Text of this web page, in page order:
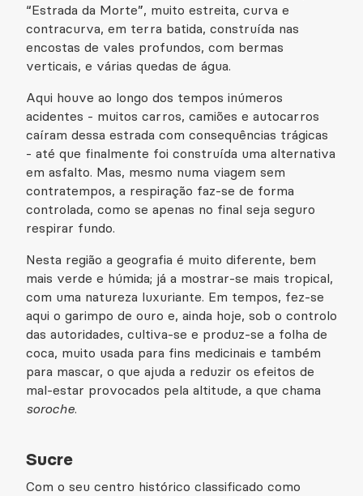
“Estrada da Morte”, muito estreita, curva e
contracurva, em terra batida, construída nas
encostas de vales profundos, com bermas
verticais, e várias quedas de água.
Aqui houve ao longo dos tempos inúmeros
acidentes - muitos carros, camiões e autocarros
caíram dessa estrada com consequências trágicas
- até que finalmente foi construída uma alternativa
em asfalto. Mas, mesmo numa viagem sem
contratempos, a respiração faz-se de forma
controlada, como se apenas no final seja seguro
respirar fundo.
Nesta região a geografia é muito diferente, bem
mais verde e húmida; já a mostrar-se mais tropical,
com uma natureza luxuriante. Em tempos, fez-se
aqui o garimpo de ouro e, ainda hoje, sob o controlo
das autoridades, cultiva-se e produz-se a folha de
coca, muito usada para fins medicinais e também
para mascar, o que ajuda a reduzir os efeitos de
mal-estar provocados pela altitude, a que chama
soroche.
Sucre
Com o seu centro histórico classificado como